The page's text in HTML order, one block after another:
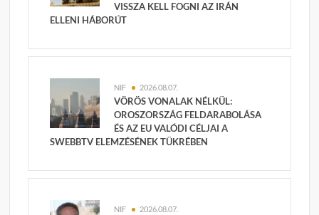
VISSZA KELL FOGNI AZ IRÁN
ELLENI HÁBORÚT
NIF 2026.08.07.
VÖRÖS VONALAK NÉLKÜL:
OROSZORSZÁG FELDARABOLÁSA
ÉS AZ EU VALÓDI CÉLJAI A
SWEBBTV ELEMZÉSÉNEK TÜKRÉBEN
NIF 2026.08.07.